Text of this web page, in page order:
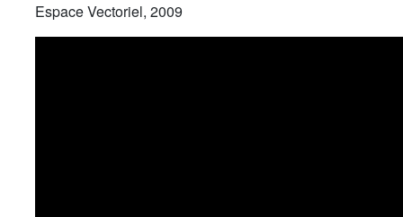
Espace Vectoriel, 2009